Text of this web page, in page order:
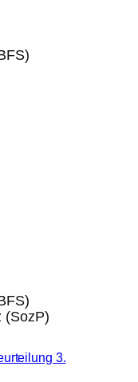
(SozP)
3.